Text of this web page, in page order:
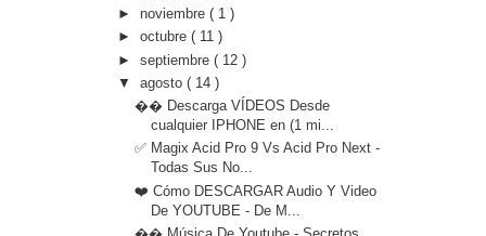
► noviembre ( 1 )
► octubre ( 11 )
► septiembre ( 12 )
▼ agosto ( 14 )
�� Descarga VÍDEOS Desde
cualquier IPHONE en (1 mi...
✅ Magix Acid Pro 9 Vs Acid Pro Next -
Todas Sus No...
❤️ Cómo DESCARGAR Audio Y Video
De YOUTUBE - De M...